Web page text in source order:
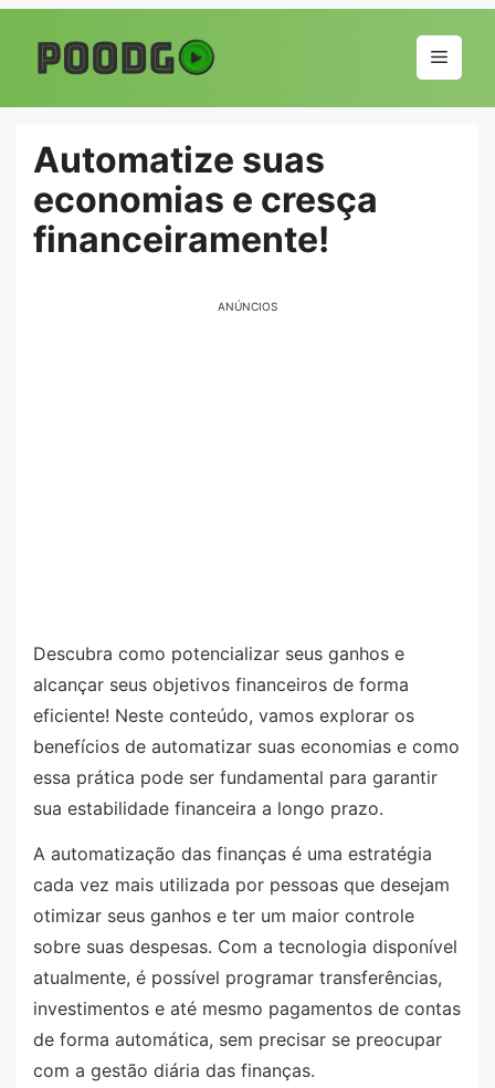
para
conteúdo
Menu
Automatize suas
economias e cresça
financeiramente!
ANÚNCIOS
Descubra como potencializar seus ganhos e
alcançar seus objetivos financeiros de forma
eficiente! Neste conteúdo, vamos explorar os
benefícios de automatizar suas economias e como
essa prática pode ser fundamental para garantir
sua estabilidade financeira a longo prazo.
A automatização das finanças é uma estratégia
cada vez mais utilizada por pessoas que desejam
otimizar seus ganhos e ter um maior controle
sobre suas despesas. Com a tecnologia disponível
atualmente, é possível programar transferências,
investimentos e até mesmo pagamentos de contas
de forma automática, sem precisar se preocupar
com a gestão diária das finanças.